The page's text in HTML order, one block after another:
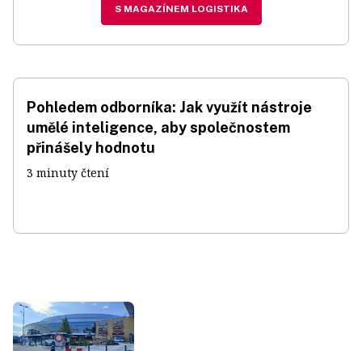
S MAGAZÍNEM LOGISTIKA
Pohledem odborníka: Jak využít nástroje
umělé inteligence, aby společnostem
přinášely hodnotu
3 minuty čtení